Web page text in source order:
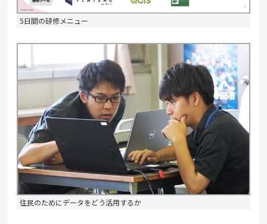
5日間の研修メニュー
住民のためにデータをどう活用するか